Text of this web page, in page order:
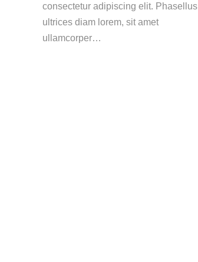
consectetur adipiscing elit. Phasellus
ultrices diam lorem, sit amet
ullamcorper…